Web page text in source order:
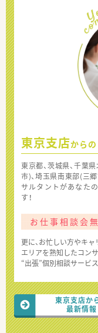
東京支店からの
東京都、茨城県、千葉
市)、埼玉県南東部(三
サルタントがあなた
す！
お仕事相談会
更に、お忙しい方やキ
エリアを熟知したコン
“出張”個別相談サービ
東京支店か
最新情報